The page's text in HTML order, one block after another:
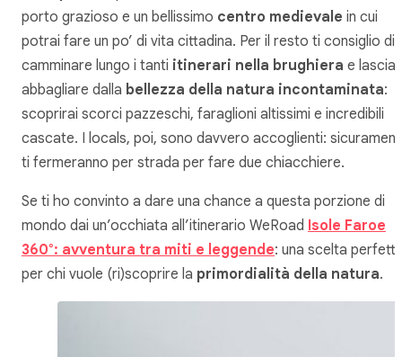
porto grazioso e un bellissimo centro medievale in cui
potrai fare un po’ di vita cittadina. Per il resto ti consiglio di
camminare lungo i tanti itinerari nella brughiera e
abbagliare dalla bellezza della natura incontaminata:
scoprirai scorci pazzeschi, faraglioni altissimi e incredibili
cascate. I locals, poi, sono davvero accoglienti:
ti fermeranno per strada per fare due chiacchiere.
Se ti ho convinto a dare una chance a questa porzione di
mondo dai un’occhiata all’itinerario WeRoad Isole Faroe
360°: avventura tra miti e leggende: una scelta
per chi vuole (ri)scoprire la primordialità della natura.